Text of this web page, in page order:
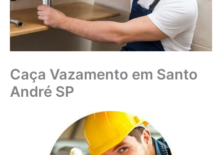
Caça Vazamento em Santo
André SP